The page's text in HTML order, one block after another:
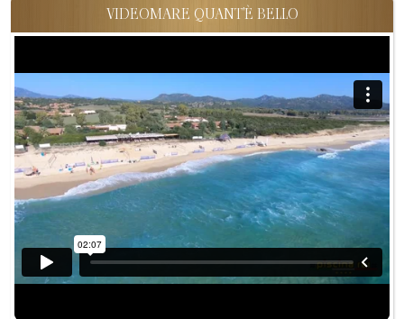
VIDEOMARE QUANT'È BELLO